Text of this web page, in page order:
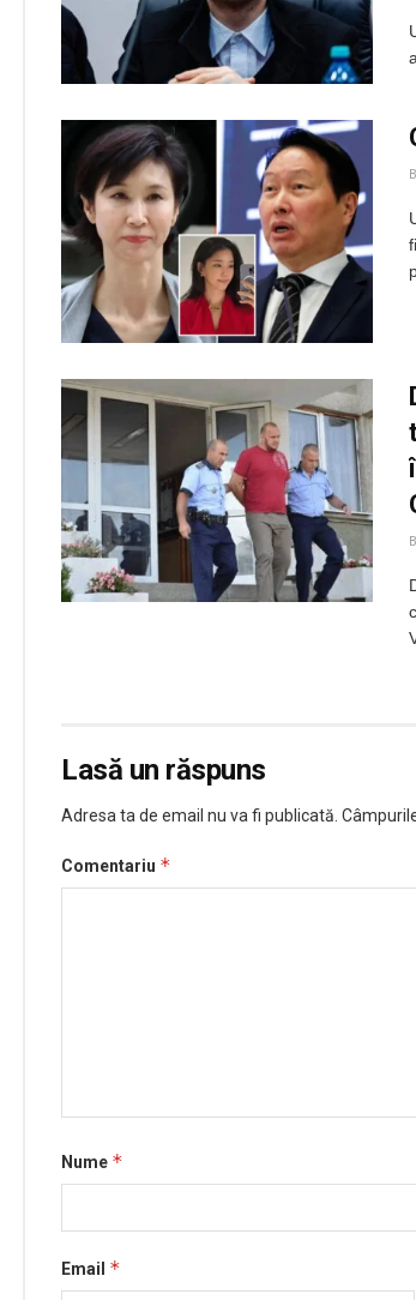
Lasă un răspuns
Adresa ta de email nu va fi publicată.
Comentariu *
Nume *
Email *